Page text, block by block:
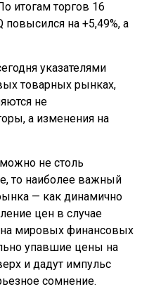
итогам торгов 16
повысился на +5,49%, а
указателями
товарных рынках,
не
а изменения на
не столь
то наиболее важный
— как динамично
цен в случае
на мировых финансовых
упавшие цены на
и дадут импульс
сомнение.